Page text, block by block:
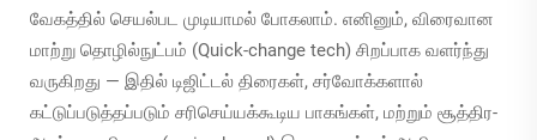
வேகத்தில் செயல்பட முடியாமல் போகலாம். எனினும், விரைவான
மாற்று தொழில்நுட்பம் (Quick-change tech) சிறப்பாக வளர்ந்து
வருகிறது — இதில் டிஜிட்டல் திரைகள், சர்வோக்களால்
கட்டுப்படுத்தப்படும் சரிசெய்யக்கூடிய பாகங்கள், மற்றும் சூத்திர-